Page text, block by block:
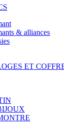
& alliances
ET